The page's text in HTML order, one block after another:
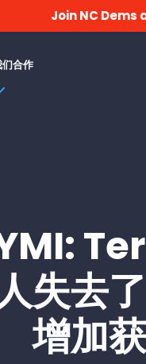
Join NC Dems
合作
失去
增加